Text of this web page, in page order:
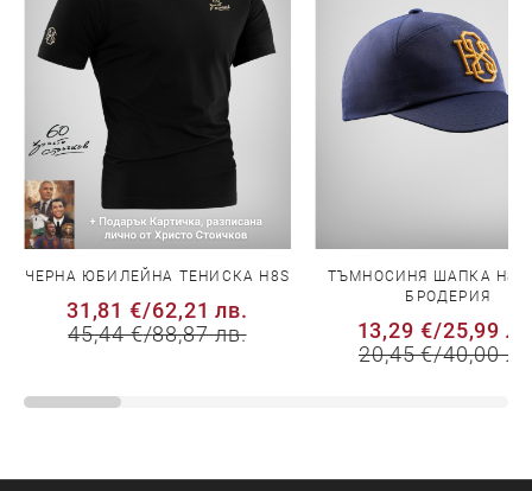
ЧЕРНА ЮБИЛЕЙНА ТЕНИСКА H8S
31,81 €/62,21 лв.
45,44 €/88,87 лв.
ТЪМНОСИНЯ ШАПКА H8S
БРОДЕРИЯ
13,29 €/25,99
20,45 €/40,00